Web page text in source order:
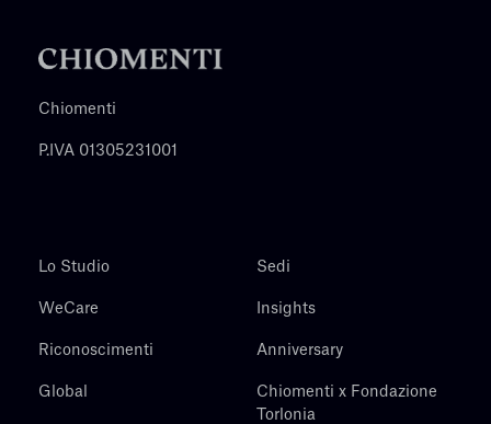
Chiomenti
P.IVA 01305231001
Lo Studio
WeCare
Riconoscimenti
Global
Sedi
Insights
Anniversary
Chiomenti x Fondazione
Torlonia